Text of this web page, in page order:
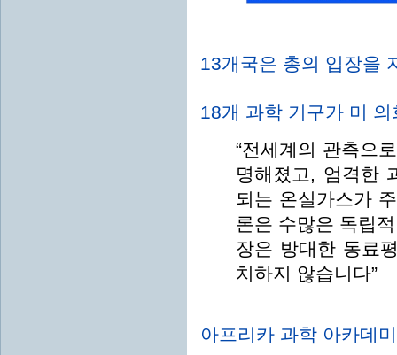
13개국은 총의 입장을
18개 과학 기구가 미
“전세계의 관측으
명해졌고, 엄격한
되는 온실가스가
론은 수많은 독립
장은 방대한 동료
치하지 않습니다”
아프리카 과학 아카데